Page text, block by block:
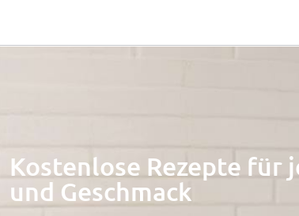
Kostenlose Rezepte für
und Geschmack